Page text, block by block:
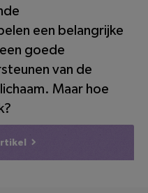
een belangrijke
goede
van de
Maar hoe